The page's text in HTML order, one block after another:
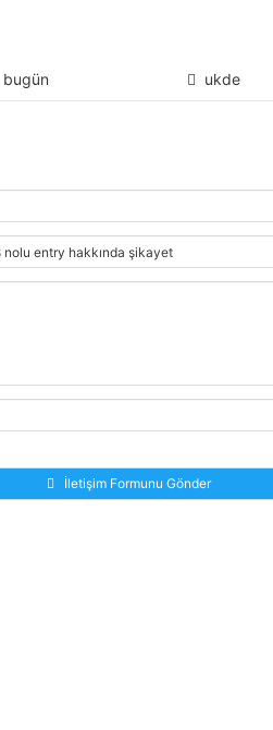
bugün ukde
İletişim Formunu Gönder